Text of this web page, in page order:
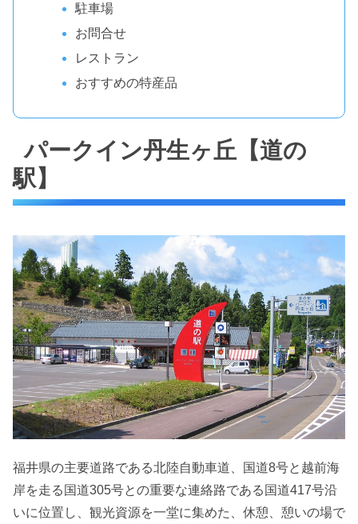
駐車場
お問合せ
レストラン
おすすめの特産品
パークイン丹生ヶ丘【道の
駅】
福井県の主要道路である北陸自動車道、国道8号と越前海
岸を走る国道305号との重要な連絡路である国道417号沿
いに位置し、観光資源を一堂に集めた、休憩、憩いの場で